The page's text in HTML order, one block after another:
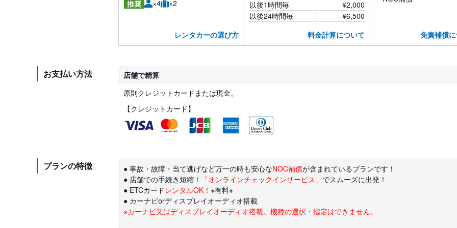
推奨 ×4 ×2
レンタカーの選び方
以後1時間毎
¥2,000
以後24時間毎
¥6,500
料金計算について
免責補償
お支払い方法
店舗で精算
原則クレジットカードまたは現金。
【クレジットカード】
プランの特徴 ● 事故・故障・当て逃げなど万一の時も安心なNOC補償が含まれているプランです！
● 店舗での手続き短縮！
「オンラインチェックインサービス」 でスムーズに出発！
● ETCカード レンタルOK！ ※有料※
● カーナビorディスプレイオーディオ搭載
※カーナビ又はディスプレイオーディオ搭載。機種の選択・指定はできません。